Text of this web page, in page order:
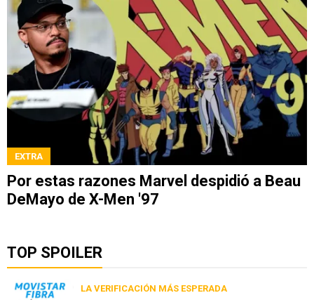
EXTRA
Por estas razones Marvel despidió a Beau
DeMayo de X-Men '97
TOP SPOILER
LA VERIFICACIÓN MÁS ESPERADA